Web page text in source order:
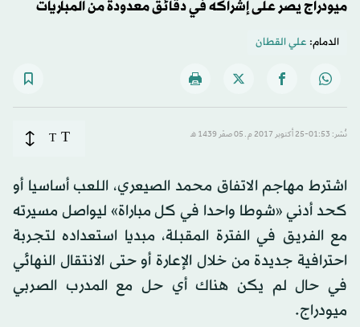
ميودراج يصر على إشراكه في دقائق معدودة من المباريات
الدمام: علي القطان
نُشر: 01:53-25 أكتوبر 2017 م ـ 05 صفَر 1439 هـ T
T
اشترط مهاجم الاتفاق محمد الصيعري، اللعب أساسيا أو
كحد أدني «شوطا واحدا في كل مباراة» ليواصل مسيرته
مع الفريق في الفترة المقبلة، مبديا استعداده لتجربة
احترافية جديدة من خلال الإعارة أو حتى الانتقال النهائي
في حال لم يكن هناك أي حل مع المدرب الصربي
ميودراج.